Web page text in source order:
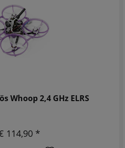
Whoop 2,4 GHz ELRS
114,90 *